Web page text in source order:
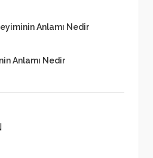
Anlamı Nedir
Anlamı Nedir